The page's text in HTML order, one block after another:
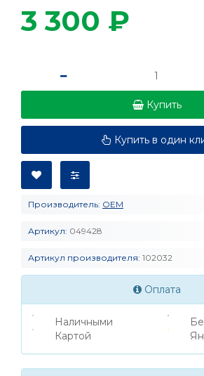
3 300 ₽
Купить
Купить в один
Производитель: OEM
Артикул: 049428
Артикул производителя: 102032
Оплата
Наличными
Картой